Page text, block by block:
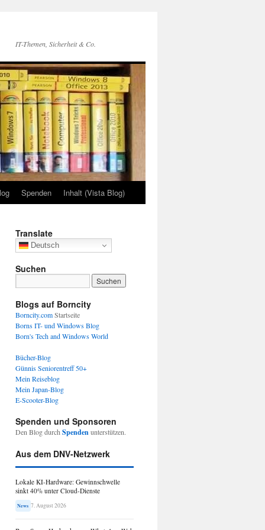
IT-Themen, Sicherheit & Co.
Spenden Inhalt (Vista Blog)
Translate
Deutsch
Suchen
Blogs auf Borncity
Borncity.comStartseite
Borns IT- und Windows Blog
Born's Tech and Windows World
Bücher-Blog
Günnis Seniorentreff 50+
Mein Reiseblog
Mein Japan-Blog
E-Scooter-Blog
Spenden und Sponsoren
Den Blog durch Spendenunterstützen.
Aus dem DNV-Netzwerk
Lokale KI-Hardware: Gewinnschwelle
sinkt 40% unter Cloud-Dienste
News 7. August 2026